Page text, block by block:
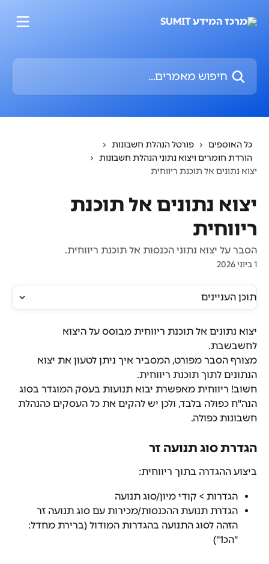
חיפוש מאמרים...
כל האוספים
פורטל הנהלת חשבונות
הורדת חומרים ויצוא נתוני הנהלת חשבונות
יצוא נתונים אל תוכנת ריווחית
יצוא נתונים אל תוכנת
ריווחית
הסבר על יצוא נתוני הכנסות אל תוכנת ריווחית.
1 ביוני 2026
תוכן העניינים
יצוא נתונים אל תוכנת ריווחית מבוסס על היצוא
לחשבשבת.
מצורף הסבר מפורט, המסביר איך ניתן לטעון את יצוא
הנתונים לתוך תוכנת ריווחית.
חשוב! ריווחית מאפשרת יבוא תנועות בעסק המוגדר בסוג
הנה"ח כפולה בלבד, ולכן יש להקים את כל העסקים כהנהלת
חשבונות כפולה.
הגדרת סוג תנועה זר
ביצוע ההגדרה בתוך ריווחית:
הגדרות > קודי מיון/סוג תנועה
הגדרת תנועת ההכנסות/מכירות עם סוג תנועה זר
הזהה לסוג התנועה בהגדרות המודול (ברירת מחדל:
"הכ1")